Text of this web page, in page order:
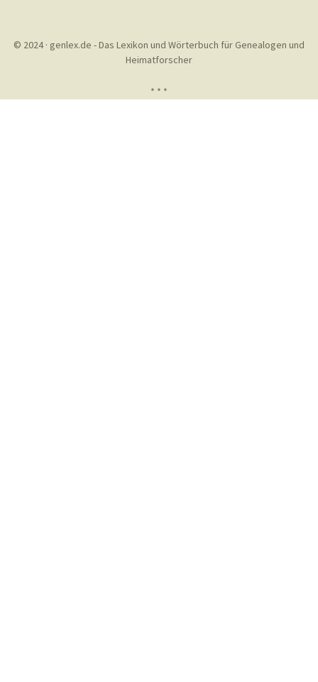
© 2024 · genlex.de - Das Lexikon und Wörterbuch für Genealogen und
Heimatforscher
* * *